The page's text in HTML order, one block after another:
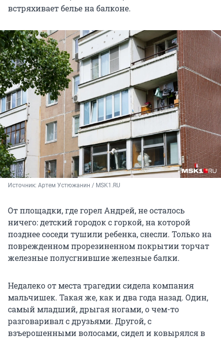
встряхивает белье на балконе.
Источник: Артем Устюжанин / MSK1.RU
От площадки, где горел Андрей, не осталось
ничего: детский городок с горкой, на которой
позднее соседи тушили ребенка, снесли. Только на
поврежденном прорезиненном покрытии торчат
железные полусгнившие железные балки.
Недалеко от места трагедии сидела компания
мальчишек. Такая же, как и два года назад. Один,
самый младший, дрыгая ногами, о чем-то
разговаривал с друзьями. Другой, с
взъерошенными волосами, сидел и ковырялся в